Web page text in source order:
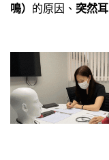
鳴） 的原因、 突然